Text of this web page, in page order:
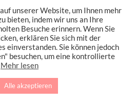
kaputt gegangen, und
so ein geniales Teil
unserer Website, um Ihnen mehr
bieten, indem wir uns an Ihre
Besuche erinnern. Wenn Sie
erklären Sie sich mit der
einverstanden. Sie können jedoch
besuchen, um eine kontrollierte
Mehr lesen
Alle akzeptieren